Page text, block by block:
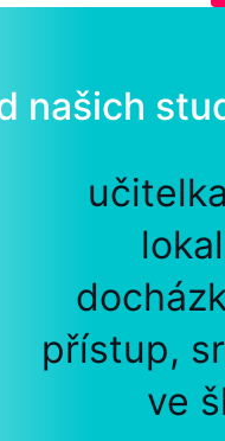
našich
přístup,
ve